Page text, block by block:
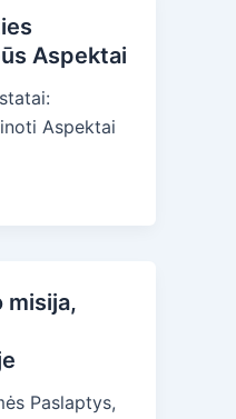
Aspektai
Aspektai
misija,
Paslaptys,